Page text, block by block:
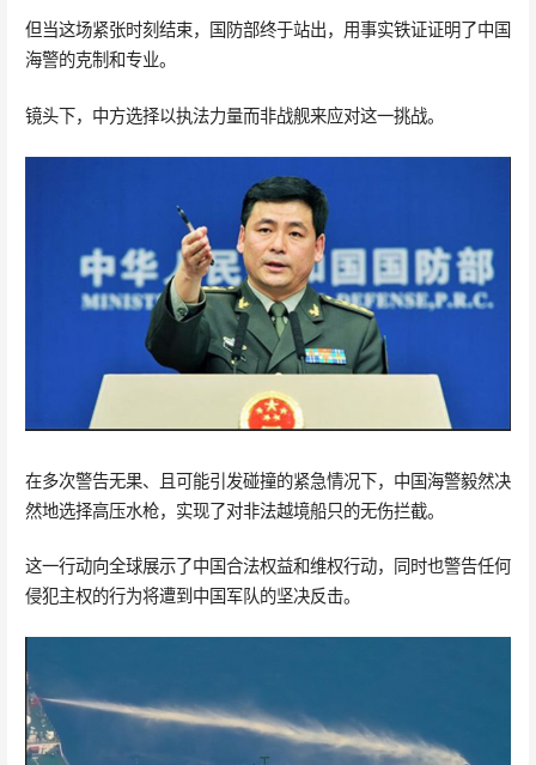
但当这场紧张时刻结束，国防部终于站出，用事实铁证证明了中国
海警的克制和专业。
镜头下，中方选择以执法力量而非战舰来应对这一挑战。
在多次警告无果、且可能引发碰撞的紧急情况下，中国海警毅然决
然地选择高压水枪，实现了对非法越境船只的无伤拦截。
这一行动向全球展示了中国合法权益和维权行动，同时也警告任何
侵犯主权的行为将遭到中国军队的坚决反击。